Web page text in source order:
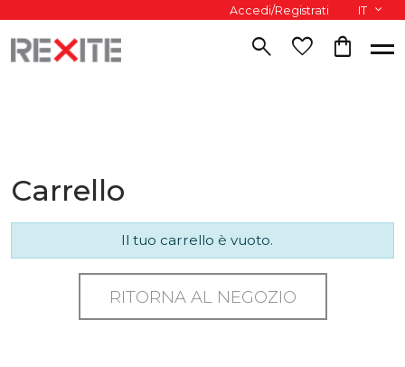
Accedi/Registrati IT
search favorite shopping_bag
Carrello
Il tuo carrello è vuoto.
RITORNA AL NEGOZIO